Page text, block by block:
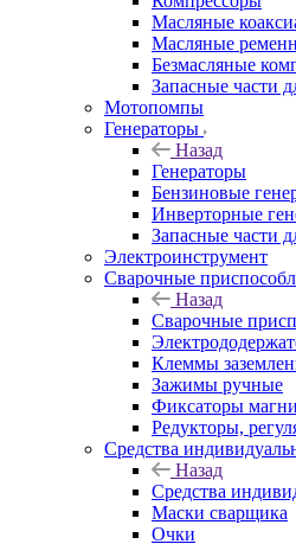
Масляные
Масляные
Безмасляные
Запасные части
Мотопомпы
Генераторы
Назад
Генераторы
Бензиновые
Инверторные
Запасные части
Электроинструмент
Сварочные
Назад
Сварочные
Клеммы
Зажимы ручные
Фиксаторы
Редукторы,
Средства
Назад
Средства
Маски сварщика
Очки